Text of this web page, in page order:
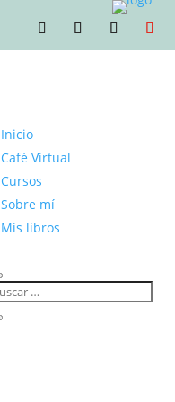
Inicio
Café Virtual
Cursos
Sobre mí
Mis libros